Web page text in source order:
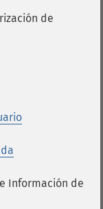
de
Información de